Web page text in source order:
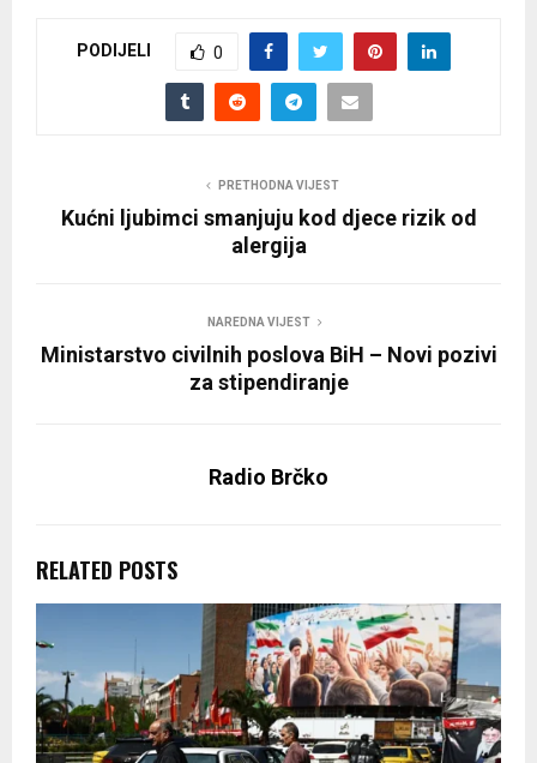
PODIJELI 0
PRETHODNA VIJEST
Kućni ljubimci smanjuju kod djece rizik od
alergija
NAREDNA VIJEST
Ministarstvo civilnih poslova BiH – Novi pozivi
za stipendiranje
Radio Brčko
RELATED POSTS